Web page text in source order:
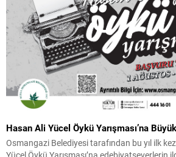
Hasan Ali Yücel Öykü Yarışması’na
Osmangazi Belediyesi tarafından bu yıl ilk
Yücel Öykü Yarışması’na edebiyatseverlerin